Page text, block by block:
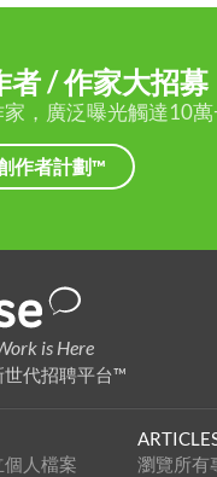
者 / 作家大招募
，廣泛曝光觸達10萬
作者計劃™
is Here
世代招聘平台™
人檔案
瀏覽所有